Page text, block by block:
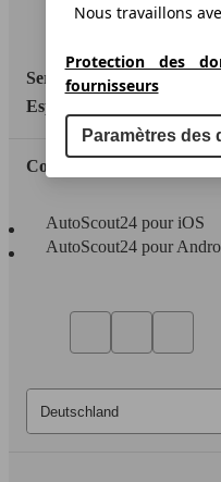
Service
Espace Pro
Contact
AutoScout24 pour iOS
AutoScout24 pour
Nous travaillons
Protection des
fournisseurs
Paramètres des